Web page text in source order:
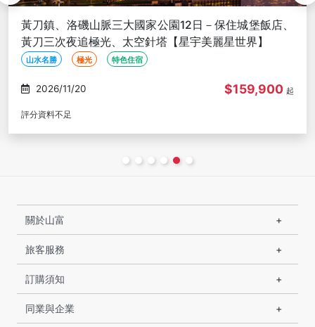
黃刀鎮、洛磯山脈三大國家公園12日－保住城堡飯店、
黃刀三次夜追極光、太空針塔【星宇美麗星世界】
山水名勝 極光 特色住宿
2026/11/25 $168,900 起
評分資料不足
關於山富
旅客服務
訂購須知
同業與企業